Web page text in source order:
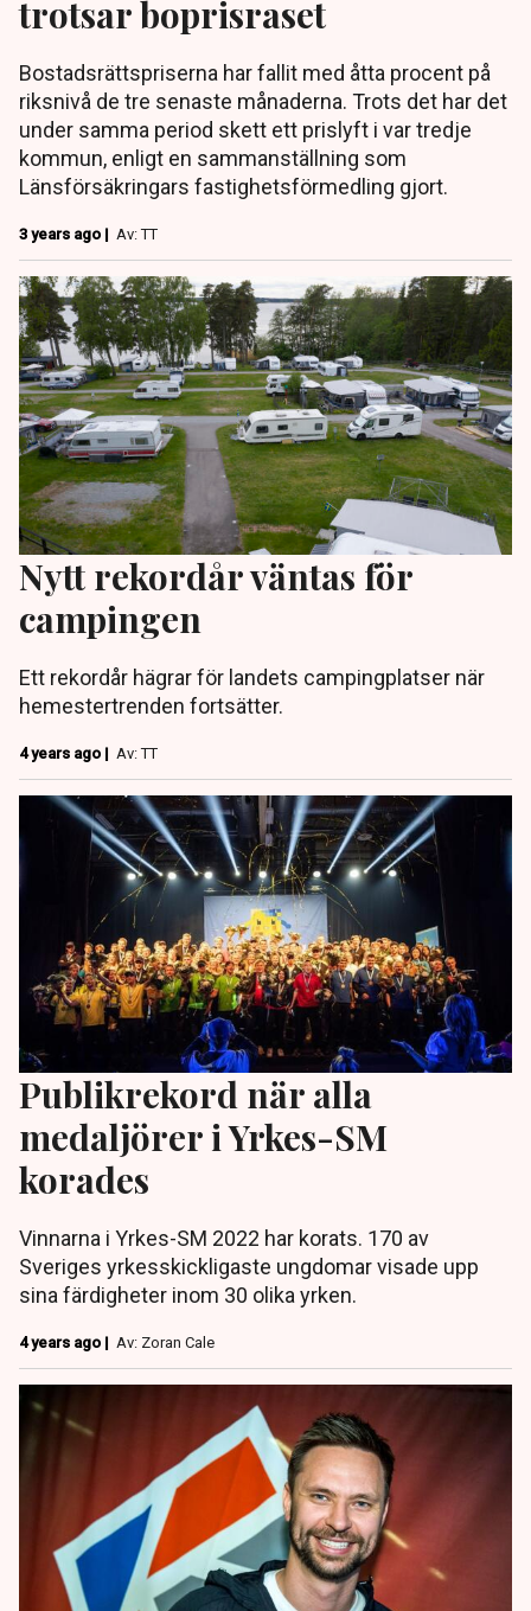
trotsar boprisraset
Bostadsrättspriserna har fallit med åtta procent på
riksnivå de tre senaste månaderna. Trots det har det
under samma period skett ett prislyft i var tredje
kommun, enligt en sammanställning som
Länsförsäkringars fastighetsförmedling gjort.
3 years ago | Av: TT
Nytt rekordår väntas för
campingen
Ett rekordår hägrar för landets campingplatser när
hemestertrenden fortsätter.
4 years ago | Av: TT
Publikrekord när alla
medaljörer i Yrkes-SM
korades
Vinnarna i Yrkes-SM 2022 har korats. 170 av
Sveriges yrkesskickligaste ungdomar visade upp
sina färdigheter inom 30 olika yrken.
4 years ago | Av: Zoran Cale